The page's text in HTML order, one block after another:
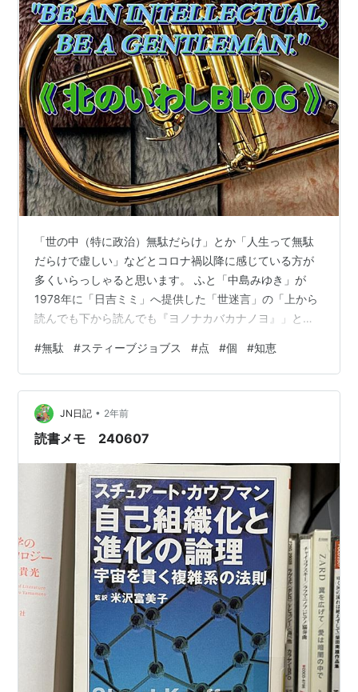
「世の中（特に政治）無駄だらけ」とか「人生って無駄
だらけで虚しい」などとコロナ禍以降に感じている方が
多くいらっしゃると思います。 ふと「中島みゆき」が
1978年に「日吉ミミ」へ提供した「世迷言」の「上から
読んでも下から読んでも『ヨノナカバカナノヨ』」とい
その「無駄」が「無駄ではない」という独自考察を展開
してみようと思います。 端的に結論から入ると「無駄と
感じることが実は人生の重要な要素である」という考察
です。 ・・・・・・・・・・・・ このブログに読者登録
していただいている「かぶとむしママ」さんのブログ
#無駄 #スティーブジョブス #点 #個 #知恵
JN日記 • 2年前
読書メモ 240607